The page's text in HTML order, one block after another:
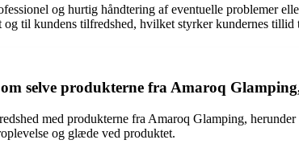
og hurtig håndtering af eventuelle problemer
og til kundens tilfredshed, hvilket styrker kundernes tillid
selve produkterne fra Amaroq
med produkterne fra Amaroq Glamping,
og glæde ved produktet.